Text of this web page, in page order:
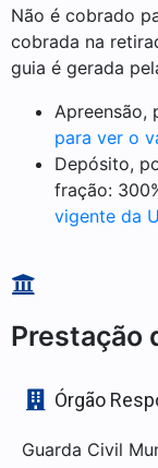
Não é cobrado
cobrada na
guia é gerada
Apreensão,
para ver o
Depósito,
fração:
vigente da
Prestação
Órgão
Guarda Civil